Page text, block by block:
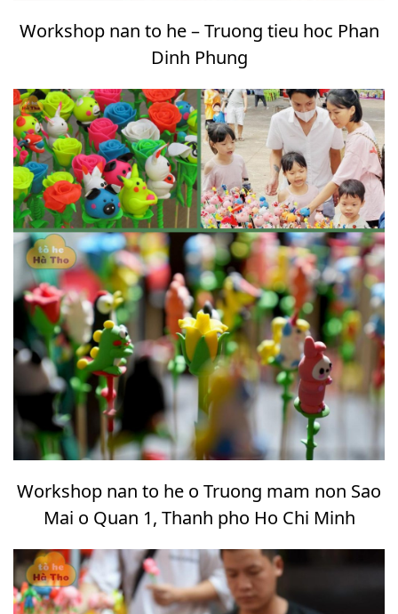
Workshop nan to he – Truong tieu hoc Phan
Dinh Phung
Workshop nan to he o Truong mam non Sao
Mai o Quan 1, Thanh pho Ho Chi Minh